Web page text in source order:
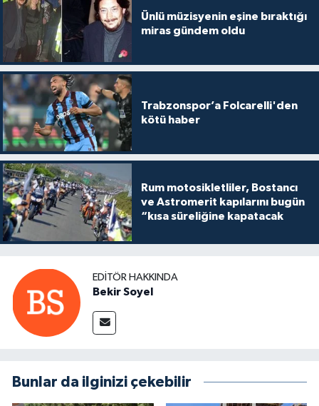
Ünlü müzisyenin eşine bıraktığı
miras gündem oldu
Trabzonspor’a Folcarelli'den
kötü haber
Rum motosikletliler, Bostancı
ve Astromerit kapılarını bugün
“kısa süreliğine kapatacak
EDITÖR HAKKINDA
Bekir Soyel
Bunlar da ilginizi çekebilir